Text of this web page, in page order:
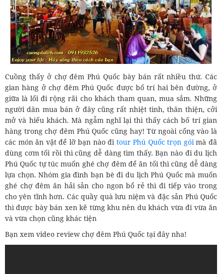
Cuồng thấy ở chợ đêm Phú Quốc bày bán rất nhiều thứ. Các
gian hàng ở chợ đêm Phú Quốc được bố trí hai bên đường, ở
giữa là lối đi rộng rãi cho khách tham quan, mua sắm. Những
người dân mua bán ở đây cũng rất nhiệt tình, thân thiện, cởi
mở và hiếu khách. Mà ngẫm nghĩ lại thì thấy cách bố trí gian
hàng trong chợ đêm Phú Quốc cũng hay! Từ ngoài cổng vào là
các món ăn vặt để lỡ bạn nào đi tour Phú Quốc trọn góimà đã
dùng cơm tối rồi thì cũng dễ dàng tìm thấy. Bạn nào đi du lịch
Phú Quốc tự túc muốn ghé chợ đêm để ăn tối thì cũng dễ dàng
lựa chọn. Nhóm gia đình bạn bè đi du lịch Phú Quốc mà muốn
ghé chợ đêm ăn hải sản cho ngon bổ rẻ thì đi tiếp vào trong
cho yên tĩnh hơn. Các quầy quà lưu niệm và đặc sản Phú Quốc
thì được bày bán xen kẽ từng khu nên du khách vừa đi vừa ăn
và vừa chọn cũng khác tiện
Bạn xem video review chợ đêm Phú Quốc tại đây nha!